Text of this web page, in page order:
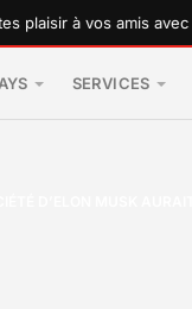
à vos amis avec une
SERVICES